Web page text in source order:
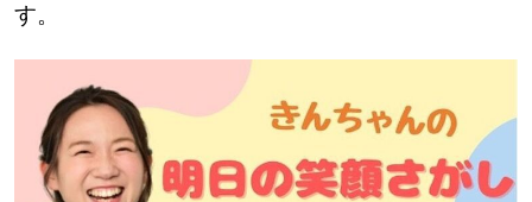
KEYWORD キーワード
Sitakke編集部あい
す。